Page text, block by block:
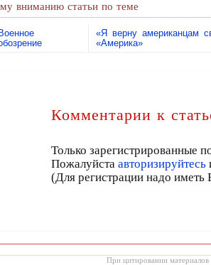
вниманию статьи по теме
Военное
«Я верну американцам
«Америка»
Комментарии к
Только зарегистрированные
Пожалуйста авторизируйтесь
(Для регистрации надо
При цитировании материалов